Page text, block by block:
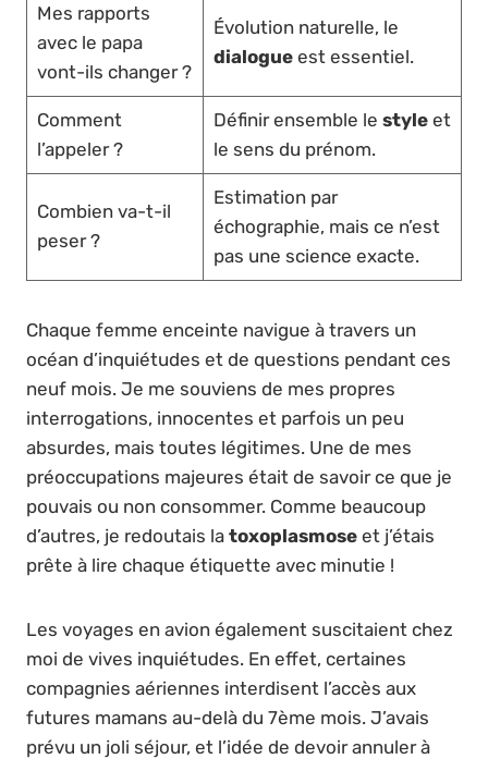
Mes rapports
avec le papa
vont-ils changer ?
Évolution naturelle, le
dialogueest essentiel.
Comment
l’appeler ?
Définir ensemble le styleet
le sens du prénom.
Combien va-t-il
peser ?
Estimation par
échographie, mais ce n’est
pas une science exacte.
Chaque femme enceinte navigue à travers un
océan d’inquiétudes et de questions pendant ces
neuf mois. Je me souviens de mes propres
interrogations, innocentes et parfois un peu
absurdes, mais toutes légitimes. Une de mes
préoccupations majeures était de savoir ce que je
pouvais ou non consommer. Comme beaucoup
d’autres, je redoutais la toxoplasmose et j’étais
prête à lire chaque étiquette avec minutie !
Les voyages en avion également suscitaient chez
moi de vives inquiétudes. En effet, certaines
compagnies aériennes interdisent l’accès aux
futures mamans au-delà du 7ème mois. J’avais
prévu un joli séjour, et l’idée de devoir annuler à